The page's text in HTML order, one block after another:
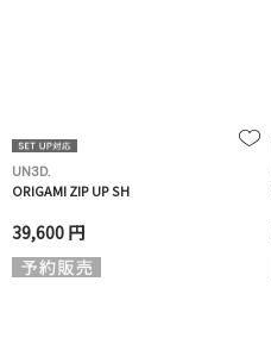
UN3D.
ORIGAMI ZIP UP SH
39,600 円